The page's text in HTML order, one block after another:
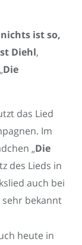
nichts ist so,
Diehl,
Die
das Lied
Im
„Die
des Lieds in
auch bei
sehr bekannt
heute in